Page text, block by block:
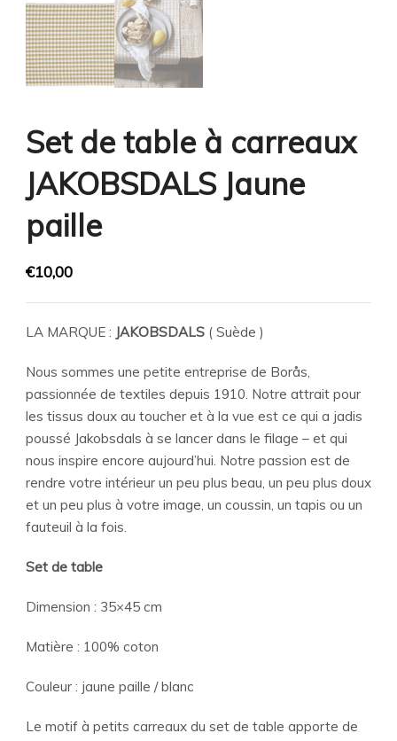
Set de table à carreaux
JAKOBSDALS Jaune
paille
€10,00
LA MARQUE : JAKOBSDALS ( Suède )
Nous sommes une petite entreprise de Borås,
passionnée de textiles depuis 1910. Notre attrait pour
les tissus doux au toucher et à la vue est ce qui a jadis
poussé Jakobsdals à se lancer dans le filage – et qui
nous inspire encore aujourd’hui. Notre passion est de
rendre votre intérieur un peu plus beau, un peu plus doux
et un peu plus à votre image, un coussin, un tapis ou un
fauteuil à la fois.
Set de table
Dimension : 35×45 cm
Matière : 100% coton
Couleur : jaune paille / blanc
Le motif à petits carreaux du set de table apporte de